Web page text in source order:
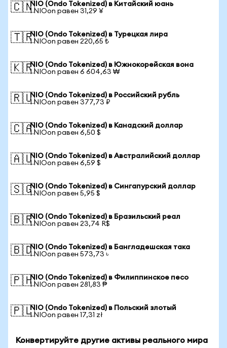
🇨🇳NIO (Ondo Tokenized) в Китайский юань
1 NIOon равен 31,29 ¥
🇹🇷NIO (Ondo Tokenized) в Турецкая лира
1 NIOon равен 220,65 ₺
🇰🇷NIO (Ondo Tokenized) в Южнокорейская вона
1 NIOon равен 6 604,63 ₩
🇷🇺NIO (Ondo Tokenized) в Российский рубль
1 NIOon равен 377,73 ₽
🇨🇦NIO (Ondo Tokenized) в Канадский доллар
1 NIOon равен 6,50 $
🇦🇺NIO (Ondo Tokenized) в Австралийский доллар
1 NIOon равен 6,59 $
🇸🇬NIO (Ondo Tokenized) в Сингапурский доллар
1 NIOon равен 5,95 $
🇧🇷NIO (Ondo Tokenized) в Бразильский реал
1 NIOon равен 23,74 R$
🇧🇩NIO (Ondo Tokenized) в Бангладешская така
1 NIOon равен 573,73 ৳
🇵🇭NIO (Ondo Tokenized) в Филиппинское песо
1 NIOon равен 281,83 ₱
🇵🇱NIO (Ondo Tokenized) в Польский злотый
1 NIOon равен 17,31 zł
Конвертируйте другие активы реального мира